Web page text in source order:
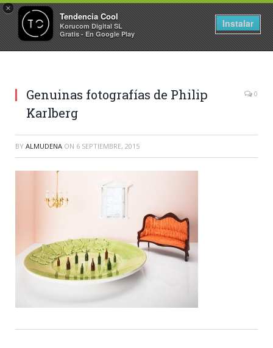
×
Tendencia Cool
Korucom Digital SL
Gratis - En Google Play
Instalar
Genuinas fotografías de Philip
Karlberg
0
BY ALMUDENA ON 6 SEPTIEMBRE, 2015